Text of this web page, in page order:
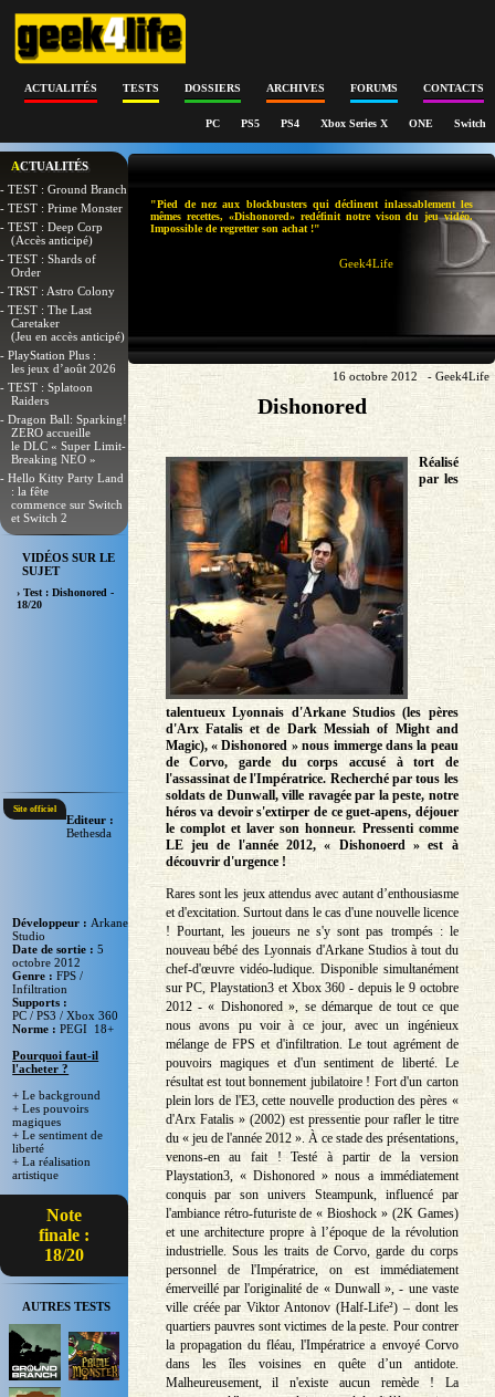
ACTUALITÉS TESTS DOSSIERS ARCHIVES FORUMS CONTACTS
PC PS5 PS4 Xbox Series X ONE Switch
ACTUALITÉS
- TEST : Ground Branch
- TEST : Prime Monster
- TEST : Deep Corp
(Accès anticipé)
- TEST : Shards of
Order
- TRST : Astro Colony
- TEST : The Last
Caretaker
(Jeu en accès anticipé)
- PlayStation Plus :
les jeux d’août 2026
- TEST : Splatoon
Raiders
- Dragon Ball: Sparking!
ZERO accueille
le DLC « Super Limit-
Breaking NEO »
- Hello Kitty Party Land
: la fête
commence sur Switch
et Switch 2
VIDÉOS SUR LE
SUJET
› Test : Dishonored -
18/20
Site officiel
Editeur :
Bethesda
Développeur : Arkane
Studio
Date de sortie :5
octobre 2012
Genre :FPS /
Infiltration
Supports :
PC / PS3 / Xbox 360
Norme :PEGI 18+
Pourquoi faut-il
l'acheter ?
+ Le background
+ Les pouvoirs
magiques
+ Le sentiment de
liberté
+ La réalisation
artistique
Note
finale :
18/20
AUTRES TESTS
"Pied de nez aux blockbusters qui déclinent inlassablement les
mêmes recettes, «Dishonored» redéfinit notre vison du jeu vidéo.
Impossible de regretter son achat !"
Geek4Life
16 octobre 2012 - Geek4Life
Dishonored
Réalisé
par les
talentueux Lyonnais d'Arkane Studios (les pères
d'Arx Fatalis et de Dark Messiah of Might and
Magic), « Dishonored » nous immerge dans la peau
de Corvo, garde du corps accusé à tort de
l'assassinat de l'Impératrice. Recherché par tous les
soldats de Dunwall, ville ravagée par la peste, notre
héros va devoir s'extirper de ce guet-apens, déjouer
le complot et laver son honneur. Pressenti comme
LE jeu de l'année 2012, « Dishonoerd » est à
découvrir d'urgence !
Rares sont les jeux attendus avec autant d’enthousiasme
et d'excitation. Surtout dans le cas d'une nouvelle licence
! Pourtant, les joueurs ne s'y sont pas trompés : le
nouveau bébé des Lyonnais d'Arkane Studios à tout du
chef-d'œuvre vidéo-ludique. Disponible simultanément
sur PC, Playstation3 et Xbox 360 - depuis le 9 octobre
2012 - « Dishonored », se démarque de tout ce que
nous avons pu voir à ce jour, avec un ingénieux
mélange de FPS et d'infiltration. Le tout agrément de
pouvoirs magiques et d'un sentiment de liberté. Le
résultat est tout bonnement jubilatoire ! Fort d'un carton
plein lors de l'E3, cette nouvelle production des pères «
d'Arx Fatalis » (2002) est pressentie pour rafler le titre
du « jeu de l'année 2012 ». À ce stade des présentations,
venons-en au fait ! Testé à partir de la version
Playstation3, « Dishonored » nous a immédiatement
conquis par son univers Steampunk, influencé par
l'ambiance rétro-futuriste de « Bioshock » (2K Games)
et une architecture propre à l’époque de la révolution
industrielle. Sous les traits de Corvo, garde du corps
personnel de l'Impératrice, on est immédiatement
émerveillé par l'originalité de « Dunwall », - une vaste
ville créée par Viktor Antonov (Half-Life²) – dont les
quartiers pauvres sont victimes de la peste. Pour contrer
la propagation du fléau, l'Impératrice a envoyé Corvo
dans les îles voisines en quête d’un antidote.
Malheureusement, il n'existe aucun remède ! La